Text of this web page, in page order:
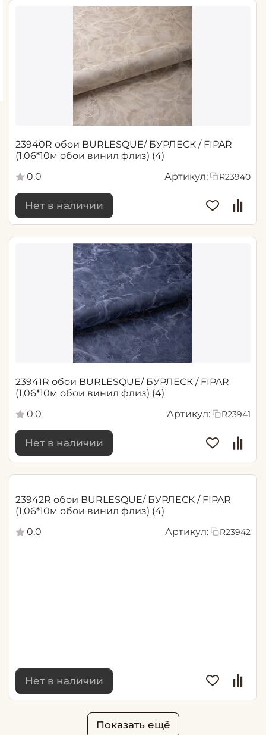
23940R обои BURLESQUE/ БУРЛЕСК / FIPAR
(1,06*10м обои винил флиз) (4)
0.0
Артикул: R23940
Нет в наличии
23941R обои BURLESQUE/ БУРЛЕСК / FIPAR
(1,06*10м обои винил флиз) (4)
0.0
Артикул: R23941
Нет в наличии
23942R обои BURLESQUE/ БУРЛЕСК / FIPAR
(1,06*10м обои винил флиз) (4)
0.0
Артикул: R23942
Нет в наличии
Показать ещё